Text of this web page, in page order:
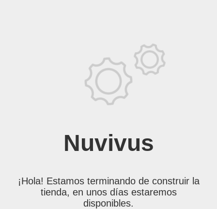
Nuvivus
¡Hola! Estamos terminando de construir la
tienda, en unos días estaremos
disponibles.